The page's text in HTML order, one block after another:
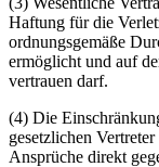
Haftung für die
ordnungsgemäße
ermöglicht und auf
vertrauen darf.
(4) Die
gesetzlichen
Ansprüche direkt